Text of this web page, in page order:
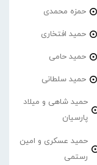
حمزه محمدی
حمید افتخاری
حمید حامی
حمید سلطانی
حمید شاهی و میلاد
پارسیان
حمید عسکری و امین
رستمی